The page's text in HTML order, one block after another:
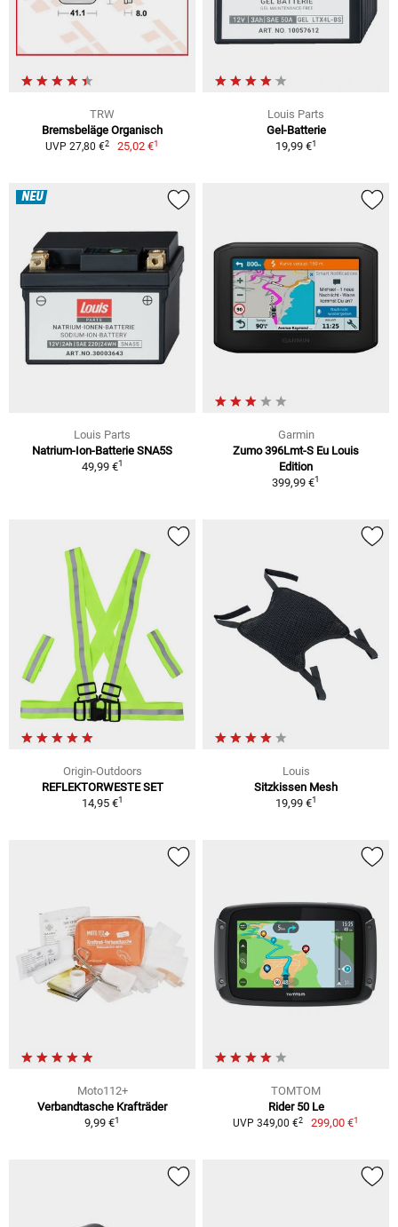
TRW
Bremsbeläge Organisch
UVP 27,80 €2 25,02 €1
Louis Parts
Gel-Batterie
19,99 €1
NEU
Louis Parts
Natrium-Ion-Batterie SNA5S
49,99 €1
Garmin
Zumo 396Lmt-S Eu Louis
Edition
399,99 €1
Origin-Outdoors
REFLEKTORWESTE SET
14,95 €1
Louis
Sitzkissen Mesh
19,99 €1
Moto112+
Verbandtasche Krafträder
9,99 €1
TOMTOM
Rider 50 Le
UVP 349,00 €2 299,00 €1